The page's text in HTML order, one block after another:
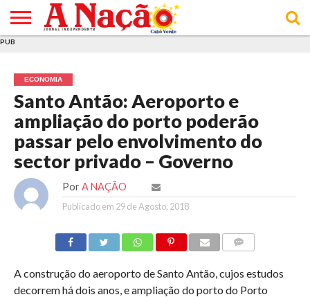
E DE
COOKIES
DE
UTILIZAÇÃO
PUB
ECONOMIA
Santo Antão: Aeroporto e
ampliação do porto poderão
passar pelo envolvimento do
sector privado – Governo
Por A NAÇÃO
Publicado em 29 de Agosto, 2018
A construção do aeroporto de Santo Antão, cujos estudos
decorrem há dois anos, e ampliação do porto do Porto